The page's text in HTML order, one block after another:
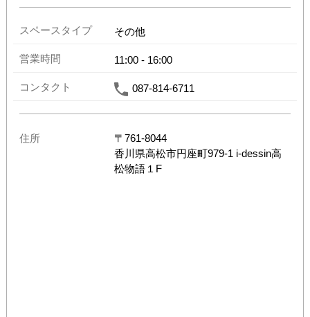
スペースタイプ その他
営業時間 11:00- 16:00
コンタクト 087-814-6711
住所 〒 761-8044
香川県高松市円座町979-1 i-dessin高
松物語１F